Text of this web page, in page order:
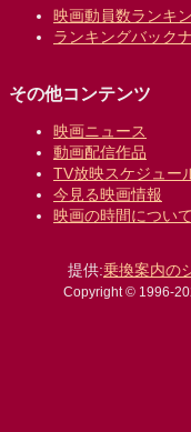
映画動員数ランキ
ランキングバック
その他コンテンツ
映画ニュース
動画配信作品
TV放映スケジュー
今見る映画情報
映画の時間について
提供:乗換案内の
Copyright © 1996-